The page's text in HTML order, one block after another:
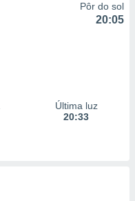
Pôr do sol
20:05
Última luz
20:33